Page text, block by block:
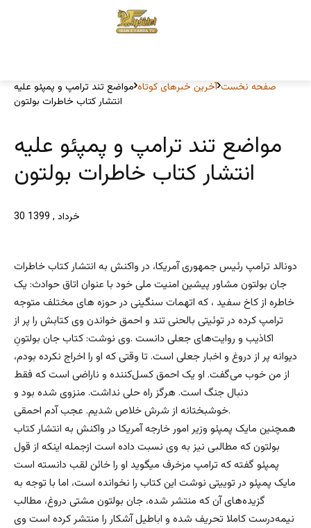
صفحه نخست آخرین خبرهای کوتاه مواضع تند ترامپ و پمپئو علیه
انتشار کتاب خاطرات بولتون
مواضع تند ترامپ و پمپئو علیه
انتشار کتاب خاطرات بولتون
30 خرداد , 1399
دونالد ترامپ رئیس جمهوری آمریکا، در واکنش‌ به انتشار کتاب خاطرات
جان بولتون مشاور پیشین امنیت ملی خود با عنوان اتاق حوادث: یک
خاطره از کاخ سفید ، که اتهمات سنگینی در حوزه های مختلف متوجه
ترامپ کرده در توئیتی بالحنی تند و احمق خواندن وی کتابش را پر از
اکاذیب و روایت‌های جعلی دانست .وی نوشت: کتاب جان بولتونِ
دیوانه پر از دروغ و اخبار جعلی است. تا وقتی که او را اخراج نکرده بودم،
از من خوب می‌گفت. او یک احمق کسل‌کننده و ناراضی است که فقط
دنبال جنگ است. هرگز راه حلی نداشت. منزوی شده بود و
خوشبختانه از شرش خلاص شدیم. عجب آدم احمقی.
همچنین مایک پمپئو وزیر امور خارجه آمریکا در واکنش به انتشار کتاب
بولتون که مطالبی نیز به وی نسبت داده است ازجمله اینکه از قول
پمپئو گفته که ترامپ مزخرف میگوید او را خائن لقب دانسته است
مایک پمپئو در توییتی نوشت این کتاب را نخوانده است، اما با توجه به
گزیده‌های آن که منتشر شده، جان بولتون مشتی دروغ، مطالب
نیمه‌درست کاملا تحریف شده و اباطیل آشکار را منتشر کرده است وی